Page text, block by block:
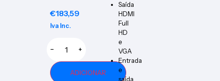
€183,59
Iva Inc.
− +
ADICIONAR
Saída
HDMI
Full
HD
e
VGA
Entrada
e
saída